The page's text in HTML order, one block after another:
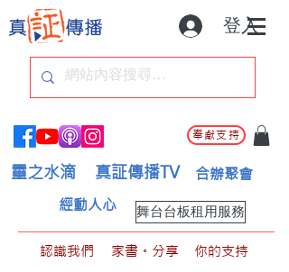
登入
奉獻支持
靈之水滴 真証傳播TV 合辦聚會
舞台台板租用服務
經動人心
認識我們 家書。分享
你的支持